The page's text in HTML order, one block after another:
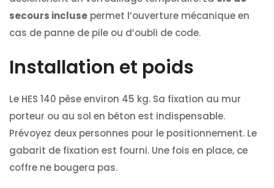
secours incluse permet l’ouverture mécanique en
cas de panne de pile ou d’oubli de code.
Installation et poids
Le HES 140 pèse environ 45 kg. Sa fixation au mur
porteur ou au sol en béton est indispensable.
Prévoyez deux personnes pour le positionnement. Le
gabarit de fixation est fourni. Une fois en place, ce
coffre ne bougera pas.